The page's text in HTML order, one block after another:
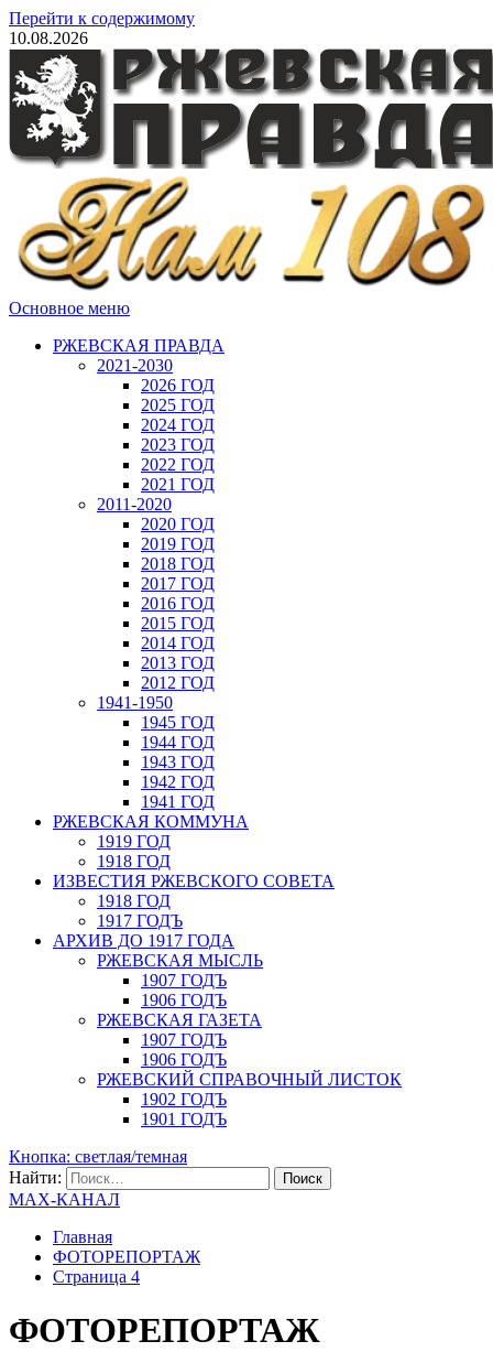
Перейти к содержимому
10.08.2026
Основное меню
РЖЕВСКАЯ ПРАВДА
2021-2030
2026 ГОД
2025 ГОД
2024 ГОД
2023 ГОД
2022 ГОД
2021 ГОД
2011-2020
2020 ГОД
2019 ГОД
2018 ГОД
2017 ГОД
2016 ГОД
2015 ГОД
2014 ГОД
2013 ГОД
2012 ГОД
1941-1950
1945 ГОД
1944 ГОД
1943 ГОД
1942 ГОД
1941 ГОД
РЖЕВСКАЯ КОММУНА
1919 ГОД
1918 ГОД
ИЗВЕСТИЯ РЖЕВСКОГО СОВЕТА
1918 ГОД
1917 ГОДЪ
АРХИВ ДО 1917 ГОДА
РЖЕВСКАЯ МЫСЛЬ
1907 ГОДЪ
1906 ГОДЪ
РЖЕВСКАЯ ГАЗЕТА
1907 ГОДЪ
1906 ГОДЪ
РЖЕВСКИЙ СПРАВОЧНЫЙ ЛИСТОК
1902 ГОДЪ
1901 ГОДЪ
Кнопка: светлая/темная
Найти:
MAX-КАНАЛ
Главная
ФОТОРЕПОРТАЖ
Страница 4
ФОТОРЕПОРТАЖ